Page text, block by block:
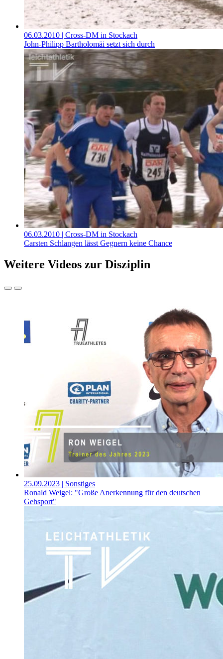
06.03.2010 | Cross-DM in Stockach
John-Philipp Bartholomäi setzt sich durch
06.03.2010 | Cross-DM in Stockach
Carsten Schlangen lässt Gegnern keine Chance
Weitere Videos zur Disziplin
25.09.2023 | Sonstiges
Ronald Weigel: "Große Anerkennung für den deutschen
Gehsport"